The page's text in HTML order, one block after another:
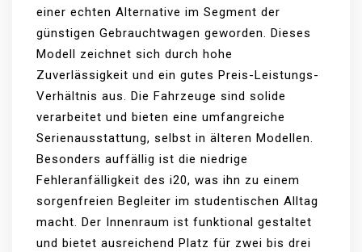
einer echten Alternative im Segment der
günstigen Gebrauchtwagen geworden. Dieses
Modell zeichnet sich durch hohe
Zuverlässigkeit und ein gutes Preis-Leistungs-
Verhältnis aus. Die Fahrzeuge sind solide
verarbeitet und bieten eine umfangreiche
Serienausstattung, selbst in älteren Modellen.
Besonders auffällig ist die niedrige
Fehleranfälligkeit des i20, was ihn zu einem
sorgenfreien Begleiter im studentischen Alltag
macht. Der Innenraum ist funktional gestaltet
und bietet ausreichend Platz für zwei bis drei